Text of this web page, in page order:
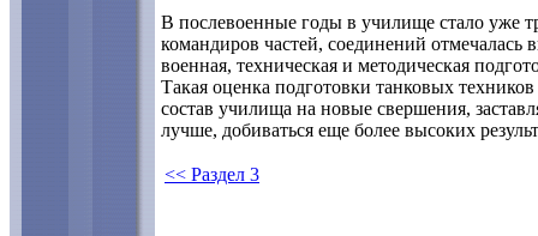
В послевоенные годы в училище стало уже
командиров частей, соединений отмечалась
военная, техническая и методическая
Такая оценка подготовки танковых
состав училища на новые свершения,
лучше, добиваться еще более высоких
<< Раздел 3